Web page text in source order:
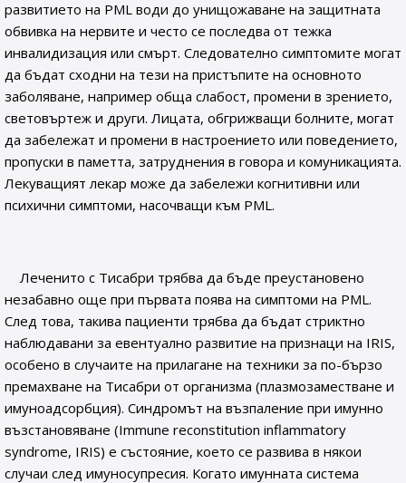
развитието на PML води до унищожаване на защитната
обвивка на нервите и често се последва от тежка
инвалидизация или смърт. Следователно симптомите могат
да бъдат сходни на тези на пристъпите на основното
заболяване, например обща слабост, промени в зрението,
световъртеж и други. Лицата, обгрижващи болните, могат
да забележат и промени в настроението или поведението,
пропуски в паметта, затруднения в говора и комуникацията.
Лекуващият лекар може да забележи когнитивни или
психични симптоми, насочващи към PML.
Леченито с Тисабри трябва да бъде преустановено
незабавно още при първата поява на симптоми на PML.
След това, такива пациенти трябва да бъдат стриктно
наблюдавани за евентуално развитие на признаци на IRIS,
особено в случаите на прилагане на техники за по-бързо
премахване на Тисабри от организма (плазмозаместване и
имуноадсорбция). Синдромът на възпаление при имунно
възстановяване (Immune reconstitution inflammatory
syndrome, IRIS) е състояние, което се развива в някои
случаи след имуносупресия. Когато имунната система